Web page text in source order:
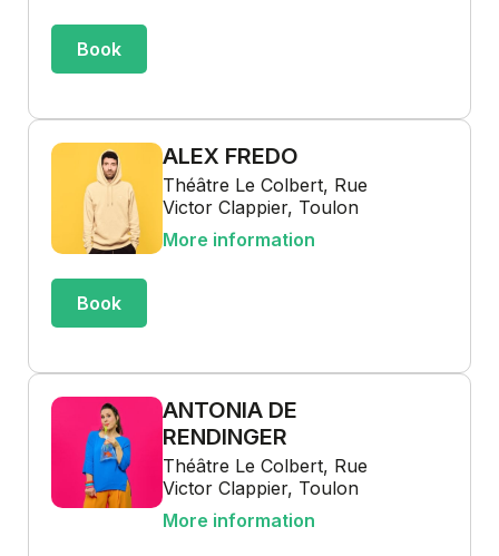
Book
ALEX FREDO
Théâtre Le Colbert, Rue
Victor Clappier, Toulon
More information
Book
ANTONIA DE
RENDINGER
Théâtre Le Colbert, Rue
Victor Clappier, Toulon
More information